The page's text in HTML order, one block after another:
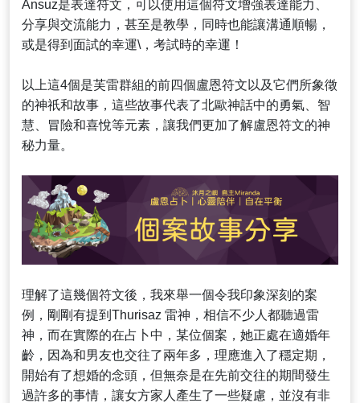
Ansuz是表達符文，可以使用這個符文增強表達能力、
分享與交流能力，甚至是教學，同時也能讓溝通順暢，
或是得到面試的幸運\，考試時的幸運！
以上這4個是芙雷群組的前四個盧恩符文以及它們所象徵
的神祇和故事，這些故事代表了北歐神話中的勇氣、智
慧、冒險和喜悅等元素，讓我們更加了解盧恩符文的神
秘力量。
理解了這幾個符文後，我來舉一個令我印象深刻的案
例，剛剛有提到Thurisaz 雷神，相信不少人都聽過雷
神，而在實際的在占卜中，某位個案，她正處在適婚年
齡，因為和男友也交往了兩年多，理應進入了穩定期，
開始有了想婚的念頭，但無奈是在先前交往的期間發生
過許多的事情，讓女方家人產生了一些疑慮，並沒有非